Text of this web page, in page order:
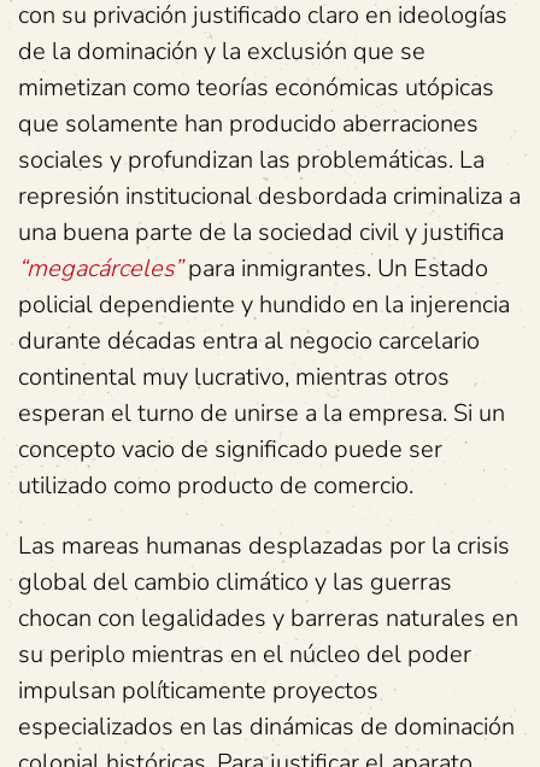
con su privación justificado claro en ideologías
de la dominación y la exclusión que se
mimetizan como teorías económicas utópicas
que solamente han producido aberraciones
sociales y profundizan las problemáticas. La
represión institucional desbordada criminaliza a
una buena parte de la sociedad civil y justifica
“megacárceles”para inmigrantes. Un Estado
policial dependiente y hundido en la injerencia
durante décadas entra al negocio carcelario
continental muy lucrativo, mientras otros
esperan el turno de unirse a la empresa. Si un
concepto vacio de significado puede ser
utilizado como producto de comercio.
Las mareas humanas desplazadas por la crisis
global del cambio climático y las guerras
chocan con legalidades y barreras naturales en
su periplo mientras en el núcleo del poder
impulsan políticamente proyectos
especializados en las dinámicas de dominación